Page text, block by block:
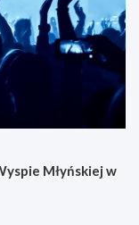
Młyńskiej w